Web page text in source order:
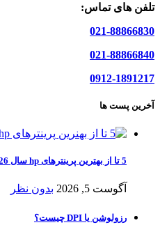
تلفن های تماس:
021-88866830
021-88866840
0912-1891217
آخرین پست ها
5 تا از بهترین پرینترهای hp سال 2026
آگوست 5, 2026 بدون نظر
رزولوشن یا DPI چیست؟